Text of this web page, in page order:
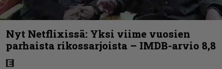
Nyt Netflixissä: Yksi viime vuosien
parhaista rikossarjoista – IMDB-arvio 8,8